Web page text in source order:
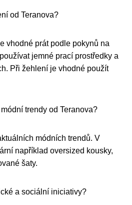
od Teranova?
vhodné prát podle pokynů na
jemné prací prostředky a
Při žehlení je vhodné použít
trendy od Teranova?
módních trendů. V
například oversized kousky,
šaty.
a sociální iniciativy?